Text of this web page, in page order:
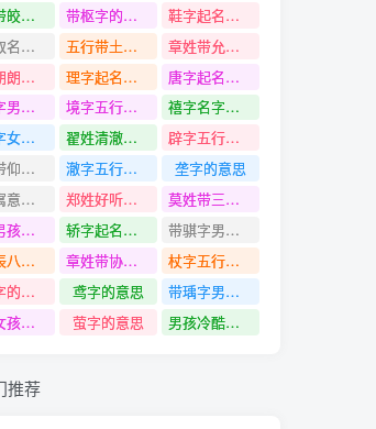
高姓带皎字名字
带枢字的名字
鞋字起名寓意
芋字取名寓意好吗
五行带土的男孩名字
章姓带允字名字
男孩朗朗上口有寓意的名字
理字起名寓意
唐字起名寓意
带真字男孩名字
境字五行是什么
禧字名字大全
带茵字女孩名字
翟姓清澈纯粹意思的名字
辟字五行是什么
罗姓带仰字名字
澈字五行是什么
垄字的意思
俣字寓意好么起名
郑姓好听干净的名字
莫姓带三字名字
己字男孩名字大全
轿字起名寓意
带骐字男孩名字
免费辰八字起名的男孩名字
章姓带协字名字
杖字五行是什么
带框字的名字
鸢字的意思
带瑀字男孩名字
采字女孩名字大全属龙
萤字的意思 男孩冷酷多情的名字
推荐